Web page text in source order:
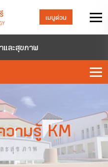
เมนูด่วน
และสุขภาพ
ามรู้ KM